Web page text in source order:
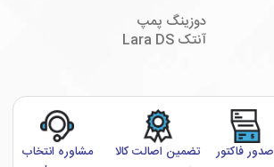
دوزینگ پمپ
آنتک Lara DS
صدور فاکتور
تضمین اصالت کالا
مشاوره انتخاب